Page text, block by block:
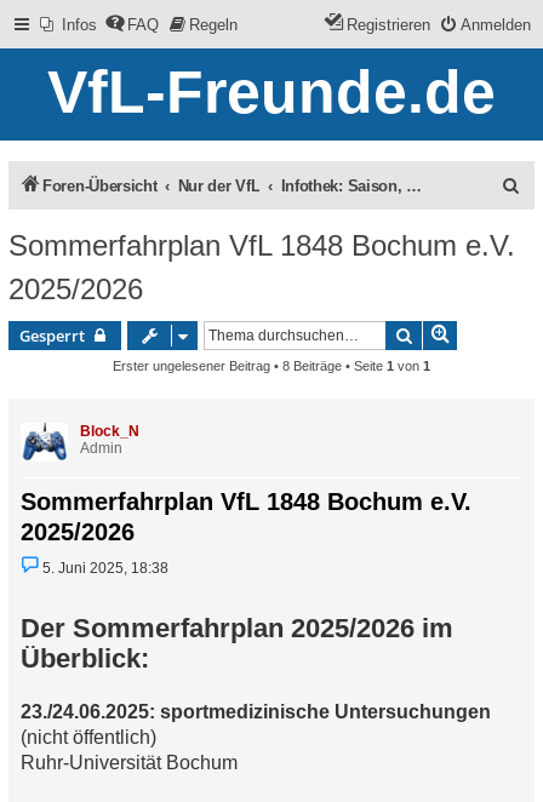
Infos FAQ Regeln Anmelden
Registrieren
VfL-Freunde.de
Foren-Übersicht Nur der VfL Infothek: Saison, Termine, Team
Sommerfahrplan VfL 1848 Bochum e.V.
2025/2026
Gesperrt Suche
Erster ungelesener Beitrag • 8 Beiträge • Seite 1 von 1
Block_N
Admin
Sommerfahrplan VfL 1848 Bochum e.V.
2025/2026
U
l
e
s
e
r
B
e
5. Juni 2025, 18:38
Der Sommerfahrplan 2025/2026 im
Überblick:
23./24.06.2025: sportmedizinische Untersuchungen
(nicht öffentlich)
Ruhr-Universität Bochum